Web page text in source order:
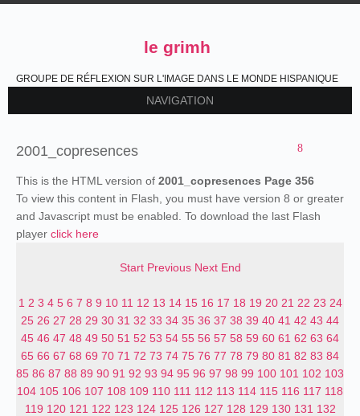
le grimh
GROUPE DE RÉFLEXION SUR L'IMAGE DANS LE MONDE HISPANIQUE
NAVIGATION
2001_copresences
This is the HTML version of 2001_copresences Page 356
To view this content in Flash, you must have version 8 or greater
and Javascript must be enabled. To download the last Flash
player click here
Start Previous Next End
1 2 3 4 5 6 7 8 9 10 11 12 13 14 15 16 17 18 19 20 21 22 23 24
25 26 27 28 29 30 31 32 33 34 35 36 37 38 39 40 41 42 43 44
45 46 47 48 49 50 51 52 53 54 55 56 57 58 59 60 61 62 63 64
65 66 67 68 69 70 71 72 73 74 75 76 77 78 79 80 81 82 83 84
85 86 87 88 89 90 91 92 93 94 95 96 97 98 99 100 101 102 103
104 105 106 107 108 109 110 111 112 113 114 115 116 117 118
119 120 121 122 123 124 125 126 127 128 129 130 131 132